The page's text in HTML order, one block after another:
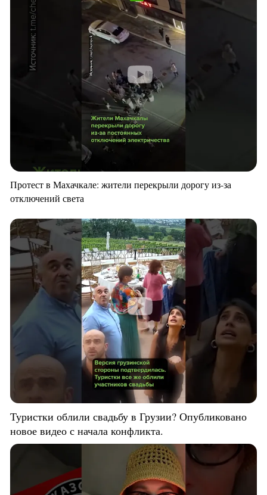
Протест в Махачкале: жители перекрыли дорогу из-за
отключений света
Туристки облили свадьбу в Грузии? Опубликовано
новое видео с начала конфликта.